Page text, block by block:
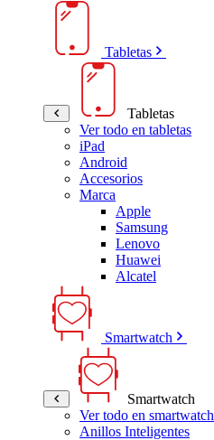
Tabletas
Tabletas
Ver todo en tabletas
iPad
Android
Accesorios
Marca
Apple
Samsung
Lenovo
Huawei
Alcatel
Smartwatch
Smartwatch
Ver todo en smartwatch
Anillos Inteligentes